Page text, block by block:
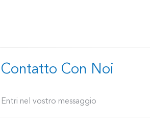
Con Noi
Entri nel vostro messaggio